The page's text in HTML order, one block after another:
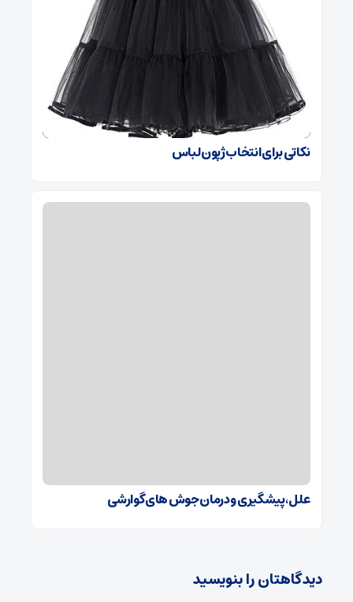
نکاتی برای انتخاب ژپون لباس
علل، پیشگیری و درمان جوش های گوارشی
دیدگاهتان را بنویسید